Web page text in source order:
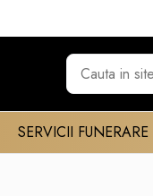
SERVICII FUNERARE